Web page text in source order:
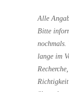
Alle
Bitte
nochmals.
lange im